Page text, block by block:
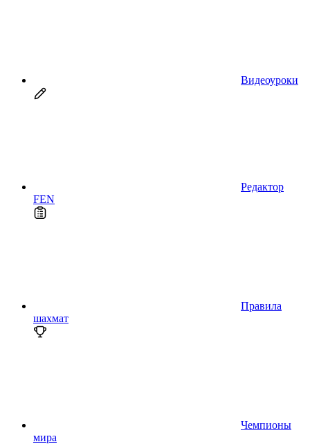
Видеоуроки
Редактор
FEN
Правила
шахмат
Чемпионы
мира